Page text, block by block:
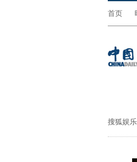
首页
搜狐娱乐